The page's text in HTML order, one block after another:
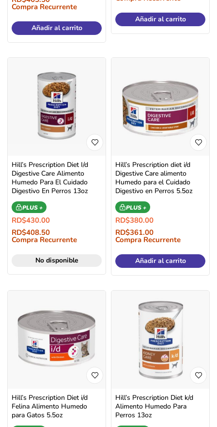
Compra Recurrente
Añadir al carrito
Añadir al carrito
Hill’s Prescription Diet I/d
Digestive Care Alimento
Humedo Para El Cuidado
Digestivo En Perros 13oz
PLUS +
RD$430.00
RD$408.50
Compra Recurrente
No disponible
Hill’s Prescription diet i/d
Digestive Care alimento
Humedo para el Cuidado
Digestivo en Perros 5.5oz
PLUS +
RD$380.00
RD$361.00
Compra Recurrente
Añadir al carrito
Hill’s Prescription Diet i/d
Felina Alimento Humedo
para Gatos 5.5oz
Hill’s Prescription Diet k/d
Alimento Humedo Para
Perros 13oz